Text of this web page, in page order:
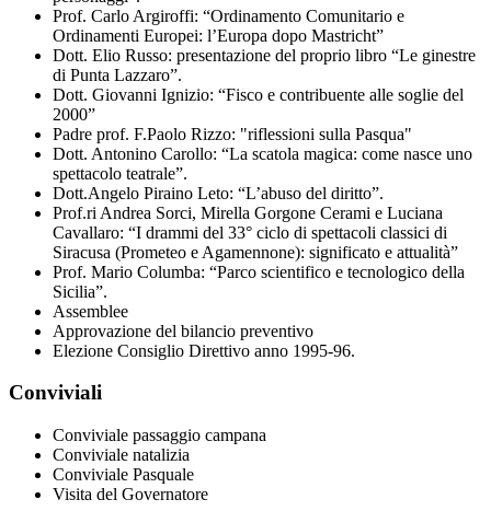
Prof. Carlo Argiroffi: “Ordinamento Comunitario e
Ordinamenti Europei: l’Europa dopo Mastricht”
Dott. Elio Russo: presentazione del proprio libro “Le ginestre
di Punta Lazzaro”.
Dott. Giovanni Ignizio: “Fisco e contribuente alle soglie del
2000”
Padre prof. F.Paolo Rizzo: "riflessioni sulla Pasqua"
Dott. Antonino Carollo: “La scatola magica: come nasce uno
spettacolo teatrale”.
Dott.Angelo Piraino Leto: “L’abuso del diritto”.
Prof.ri Andrea Sorci, Mirella Gorgone Cerami e Luciana
Cavallaro: “I drammi del 33° ciclo di spettacoli classici di
Siracusa (Prometeo e Agamennone): significato e attualità”
Prof. Mario Columba: “Parco scientifico e tecnologico della
Sicilia”.
Assemblee
Approvazione del bilancio preventivo
Elezione Consiglio Direttivo anno 1995-96.
Conviviali
Conviviale passaggio campana
Conviviale natalizia
Conviviale Pasquale
Visita del Governatore